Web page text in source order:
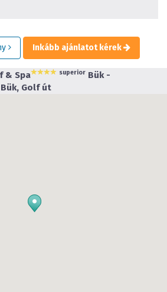
Inkább ajánlatot kérek
& Spa superior Bük -
Golf út